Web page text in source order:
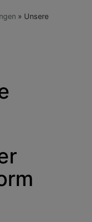
Unsere